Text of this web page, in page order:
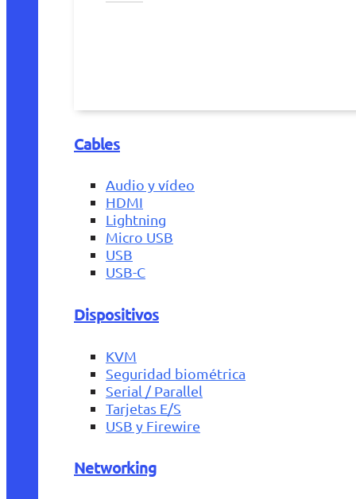
Cables
Audio y vídeo
HDMI
Lightning
Micro USB
USB
USB-C
Dispositivos
KVM
Seguridad biométrica
Serial / Parallel
Tarjetas E/S
USB y Firewire
Networking